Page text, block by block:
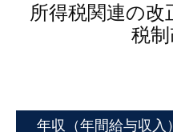
所得税関連の改
税制
年収（年間給与収入